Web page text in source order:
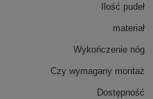
Ilość pudeł
materiał
Wykończenie nóg
Czy wymagany montaż
Dostępność